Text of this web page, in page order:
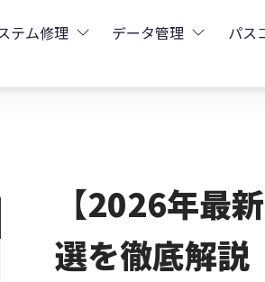
データ復元
データ復元
テム修理
ReiBoot - Android不具合修復
TunesCare - iTunes不具合修復
Windows Boot Genius
データ管理
iCareFone -
iCareFone -
パス
【2026年最
選を徹底解説